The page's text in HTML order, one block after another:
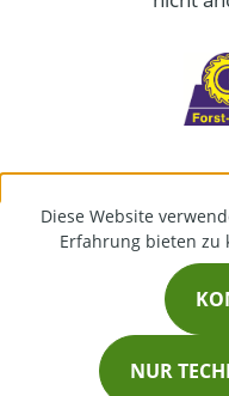
Diese Website
Erfahrung bieten zu
NUR